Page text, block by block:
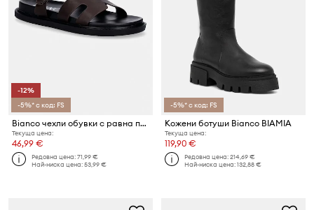
-12%
-5%* с код: FS
Bianco чехли обувки с равна подметка дамски BIAOSLO
Текуща цена:
46,99 €
Редовна цена:71,99 €
Най-ниска цена:53,99 €
-5%* с код: FS
Кожени ботуши Bianco BIAMIA
Текуща цена:
119,90 €
Редовна цена:214,69 €
Най-ниска цена:132,88 €